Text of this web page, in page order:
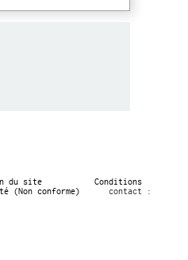
du site
Conditions
(Non conforme)
contact :